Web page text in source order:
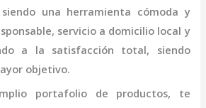
una herramienta cómoda y
servicio a domicilio local y
a la satisfacción total, siendo
objetivo.
portafolio de productos, te